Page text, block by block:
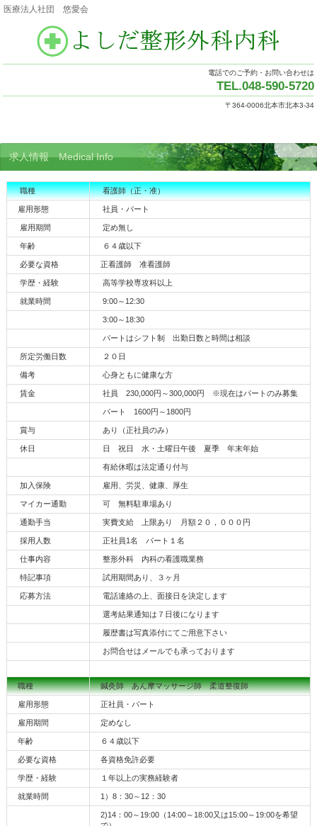
医療法人社団 悠愛会
電話でのご予約・お問い合わせは
TEL.048-590-5720
〒364-0006北本市北本3-34
求人情報 Medical Info
職種 看護師（正・准）
雇用形態 社員・パート
雇用期間 定め無し
年齢 ６４歳以下
必要な資格 正看護師 准看護師
学歴・経験 高等学校専攻科以上
就業時間 9:00～12:30
3:00～18:30
パートはシフト制 出勤日数と時間は相談
所定労働日数 ２０日
備考 心身ともに健康な方
賃金 社員 230,000円～300,000円 ※現在はパートのみ募集
パート 1600円～1800円
賞与 あり（正社員のみ）
休日 日 祝日 水・土曜日午後 夏季 年末年始
有給休暇は法定通り付与
加入保険 雇用、労災、健康、厚生
マイカー通勤 可 無料駐車場あり
通勤手当 実費支給 上限あり 月額２０，０００円
採用人数 正社員1名 パート１名
仕事内容 整形外科 内科の看護職業務
特記事項 試用期間あり、３ヶ月
応募方法 電話連絡の上、面接日を決定します
選考結果通知は７日後になります
履歴書は写真添付にてご用意下さい
お問合せはメールでも承っております
職種 鍼灸師 あん摩マッサージ師 柔道整復師
雇用形態 正社員・パート
雇用期間 定めなし
年齢 ６４歳以下
必要な資格 各資格免許必要
学歴・経験 １年以上の実務経験者
就業時間 1）8：30～12：30
2)14：00～19:00（14:00～18:00又は15:00～19:00を希望